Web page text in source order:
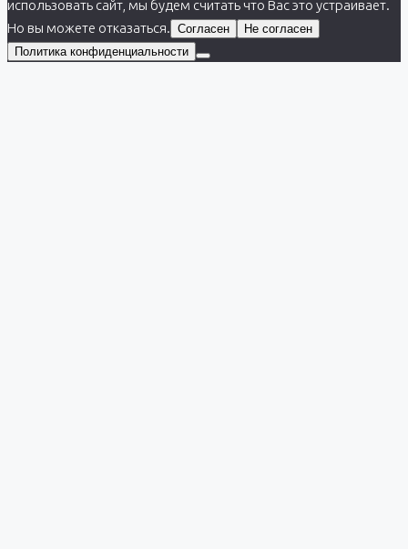
использовать сайт, мы будем считать что Вас это устраивает.
Но вы можете отказаться. Согласен
Не согласен
Политика конфиденциальности